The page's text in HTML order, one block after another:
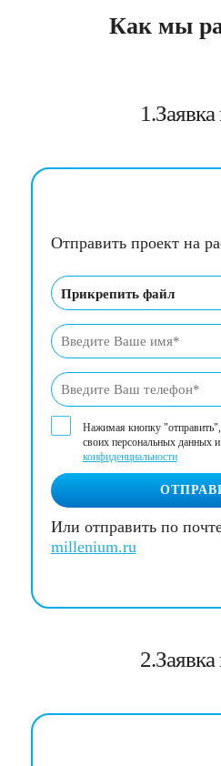
Как мы
1.Заявка
Отправить проект на
Прикрепить файл
Нажимая кнопку
своих персональных данных
конфиденциальности
Или отправить по
millenium.ru